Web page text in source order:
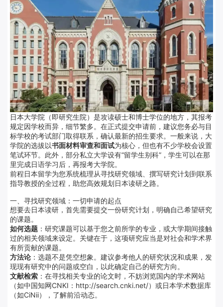
日本大学院（即研究生院）是攻读硕士和博士学位的地方，其报考
规定因学校而异，细节繁多。在正式提交申请前，建议您务必与目
标学校的考试部门取得联系，确认最新的招生要求。一般来说，大
学院的选拔以书面材料审查和面试为核心，但也有不少学校会设置
笔试环节。此外，部分私立大学设有“留学生别科”，学生可以在那
里完成日语学习后，再报考大学院。
前程日本留学为您系统梳理从寻找研究领域、撰写研究计划到联系
指导教授的全过程，助您高效规划日本读研之路。
一、寻找研究领域：一切申请的起点
想要去日本读研，首先需要提交一份研究计划，明确自己希望研究
的课题。
如何选题 ：研究课题可以基于您之前所学的专业，或大学期间接触
过的相关领域来设定。关键在于，这项研究应当是对社会和学术界
有所贡献的课题。
方法论 ：选题不是凭空想象。建议参考他人的研究状况和成果，发
现现有研究中的问题或空白，以此确定自己的研究方向 。
文献检索 ：在寻找相关专业的论文时，不妨浏览国内的学术网站
（如中国知网CNKI： http://search.cnki.net/）或日本学术数据库
（如CiNii）
，了解前沿动态。